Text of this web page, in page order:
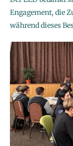
Engagement, die
während dieses